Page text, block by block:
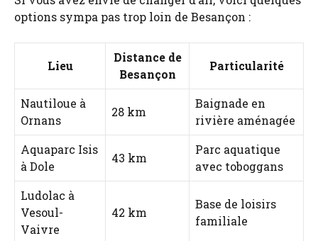
options sympa pas trop loin de Besançon :
Lieu
Distance de
Besançon
Particularité
Nautiloue à
Ornans
28 km
Baignade en
rivière aménagée
Aquaparc Isis
à Dole
43 km
Parc aquatique
avec toboggans
Ludolac à
Vesoul-
Vaivre
42 km
Base de loisirs
familiale